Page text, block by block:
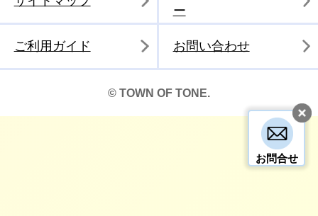
お問合せ
ー
ご利用ガイド お問い合わせ
© TOWN OF TONE.